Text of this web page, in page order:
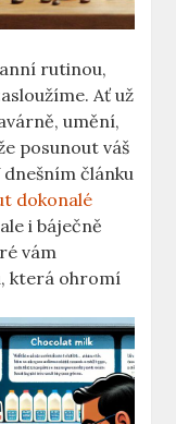
rutinou,
​Ať už
umění,
posunout váš
článku⁤
dokonalé
i báječně
vám
která ohromí